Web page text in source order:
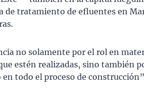
de tratamiento de efluentes en
no solamente por el rol en
estén realizadas, sino también
todo el proceso de